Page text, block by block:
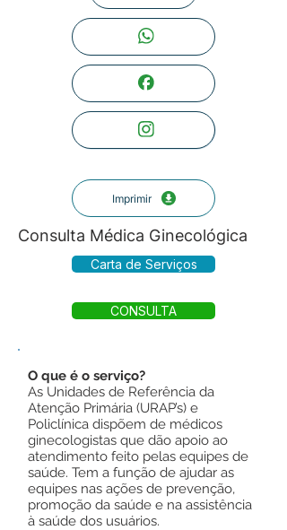
Imprimir
Consulta Médica Ginecológica
Carta de Serviços
CONSULTA
O que é o serviço?
As Unidades de Referência da
Atenção Primária (URAP’s) e
Policlínica dispõem de médicos
ginecologistas que dão apoio ao
atendimento feito pelas equipes de
saúde. Tem a função de ajudar as
equipes nas ações de prevenção,
promoção da saúde e na assistência
à saúde dos usuários.